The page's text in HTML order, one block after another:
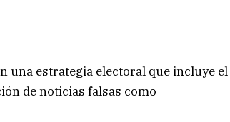
una estrategia electoral que incluye el
de noticias falsas como